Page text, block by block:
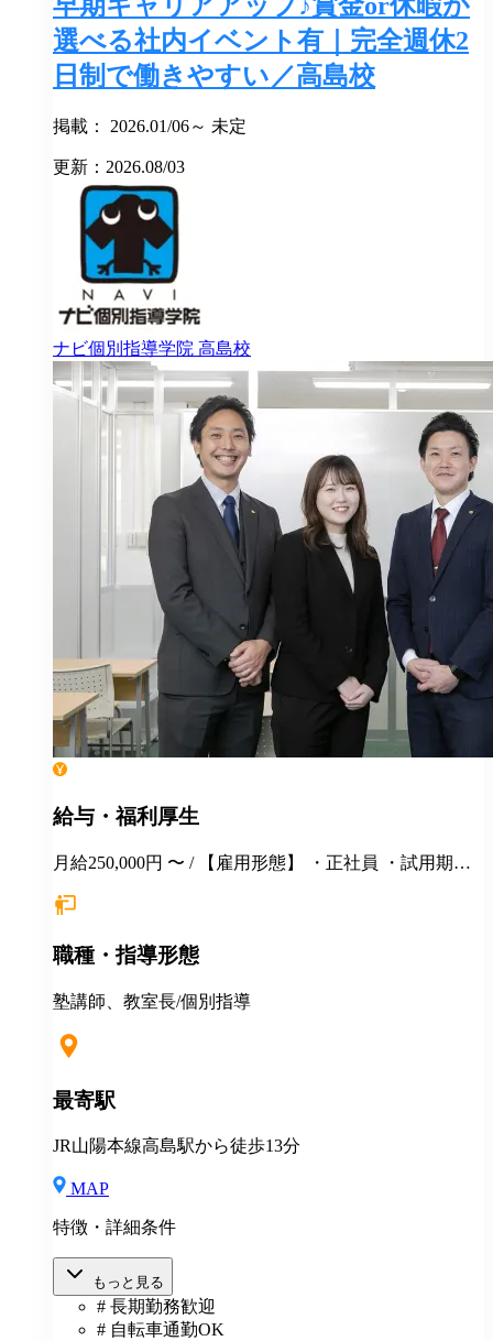
早期キャリアアップ♪賞金or休暇が
選べる社内イベント有｜完全週休2
日制で働きやすい／高島校
掲載： 2026.01/06～ 未定
更新：2026.08/03
ナビ個別指導学院 高島校
給与・福利厚生
月給250,000円 〜 / 【雇用形態】 ・正社員 ・試用期間6
経験・年齢等を考慮し、決定いたします。面接時にぜ
400万円（賞与、各種手当込み） ※上記は固定残業代
は、給与規定に基づき計算。 ※固定残業代は残業がな
室長の給与平均：月給33.1万円（2025年実績） ◆賞与
災・健康・厚生年金） ◆社宅制度 （規定あり） ◆交
通費全額支給（規定あり） ◆社内表彰制度 ◆退職金制
度 ◆再雇用制度 ◆産前産後休暇 ◆育児・介護休業制
◆保養施設利用可 など
職種・指導形態
塾講師、教室長/個別指導
最寄駅
JR山陽本線高島駅から徒歩13分
MAP
特徴・詳細条件
もっと見る
# 長期勤務歓迎
# 自転車通勤OK